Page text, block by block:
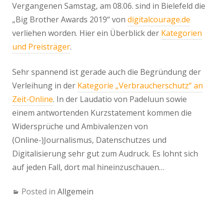
Vergangenen Samstag, am 08.06. sind in Bielefeld die
„Big Brother Awards 2019“ von digitalcourage.de
verliehen worden. Hier ein Überblick der Kategorien
und Preisträger.
Sehr spannend ist gerade auch die Begründung der
Verleihung in der Kategorie „Verbraucherschutz“ an
Zeit-Online. In der Laudatio von Padeluun sowie
einem antwortenden Kurzstatement kommen die
Widersprüche und Ambivalenzen von
(Online-)Journalismus, Datenschutzes und
Digitalisierung sehr gut zum Audruck. Es lohnt sich
auf jeden Fall, dort mal hineinzuschauen…
Posted in Allgemein